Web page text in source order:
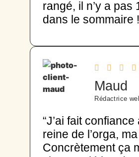
rangé, il n’y a pas
dans le sommaire
Maud
Rédactrice
“J’ai fait
reine de l’orga,
Concrètement ça